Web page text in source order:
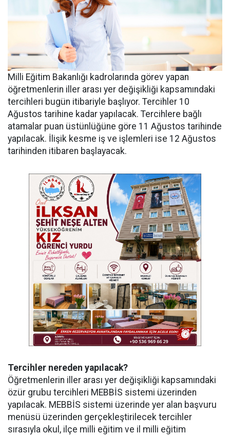
Milli Eğitim Bakanlığı kadrolarında görev yapan
öğretmenlerin iller arası yer değişikliği kapsamındaki
tercihleri bugün itibariyle başlıyor. Tercihler 10
Ağustos tarihine kadar yapılacak. Tercihlere bağlı
atamalar puan üstünlüğüne göre 11 Ağustos tarihinde
yapılacak. İlişik kesme iş ve işlemleri ise 12 Ağustos
tarihinden itibaren başlayacak.
Tercihler nereden yapılacak?
Öğretmenlerin iller arası yer değişikliği kapsamındaki
özür grubu tercihleri MEBBİS sistemi üzerinden
yapılacak. MEBBİS sistemi üzerinde yer alan başvuru
menüsü üzerinden gerçekleştirilecek tercihler
sırasıyla okul, ilçe milli eğitim ve il milli eğitim